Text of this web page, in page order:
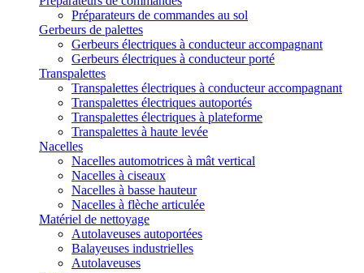
Préparateurs de commandes au sol
Gerbeurs de palettes
Gerbeurs électriques à conducteur accompagnant
Gerbeurs électriques à conducteur porté
Transpalettes
Transpalettes électriques à conducteur accompagnant
Transpalettes électriques autoportés
Transpalettes électriques à plateforme
Transpalettes à haute levée
Nacelles
Nacelles automotrices à mât vertical
Nacelles à ciseaux
Nacelles à basse hauteur
Nacelles à flèche articulée
Matériel de nettoyage
Autolaveuses autoportées
Balayeuses industrielles
Autolaveuses